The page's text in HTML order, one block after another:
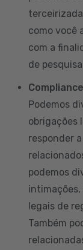
como você
com a
de
Podemos
obrigações
responder
podemos
legais de
Também